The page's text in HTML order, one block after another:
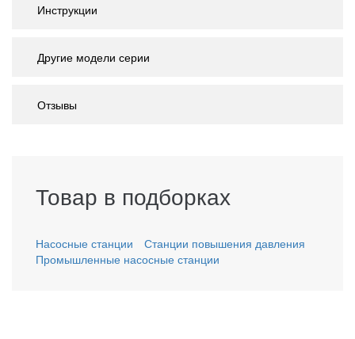
Инструкции
Другие модели серии
Отзывы
Товар в подборках
Насосные станции
Станции повышения давления
Промышленные насосные станции